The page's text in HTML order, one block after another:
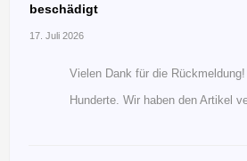
beschädigt
17. Juli 2026
Vielen Dank für die
Hunderte. Wir haben den Artikel